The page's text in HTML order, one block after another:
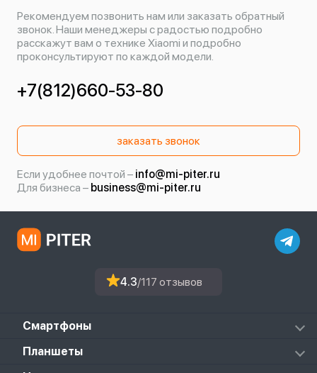
Рекомендуем позвонить нам или заказать обратный
звонок. Наши менеджеры с радостью подробно
расскажут вам о технике Xiaomi и подробно
проконсультируют по каждой модели.
+7(812)660-53-80
заказать звонок
Если удобнее почтой – info@mi-piter.ru
Для бизнеса – business@mi-piter.ru
4.3/117 отзывов
Смартфоны
Redmi
Планшеты